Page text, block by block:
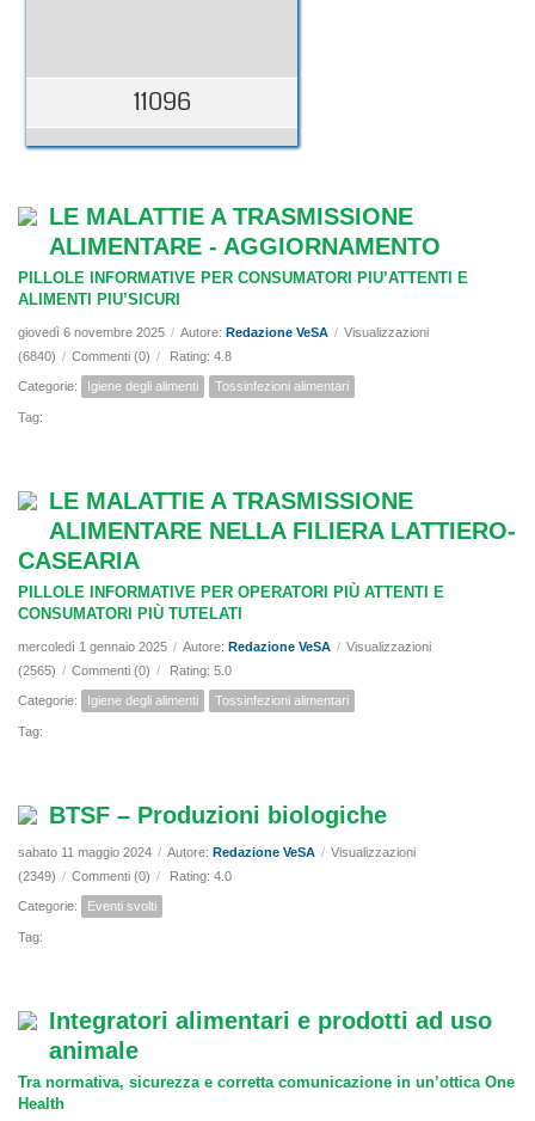
11096
LE MALATTIE A TRASMISSIONE
ALIMENTARE - AGGIORNAMENTO
PILLOLE INFORMATIVE PER CONSUMATORI PIU’ATTENTI E
ALIMENTI PIU’SICURI
giovedì 6 novembre 2025 / Autore: Redazione VeSA / Visualizzazioni
(6840) / Commenti (0) / Rating: 4.8
Categorie: Igiene degli alimenti Tossinfezioni alimentari
Tag:
LE MALATTIE A TRASMISSIONE
ALIMENTARE NELLA FILIERA LATTIERO-
CASEARIA
PILLOLE INFORMATIVE PER OPERATORI PIÙ ATTENTI E
CONSUMATORI PIÙ TUTELATI
mercoledì 1 gennaio 2025 / Autore: Redazione VeSA / Visualizzazioni
(2565) / Commenti (0) / Rating: 5.0
Categorie: Igiene degli alimenti Tossinfezioni alimentari
Tag:
BTSF – Produzioni biologiche
sabato 11 maggio 2024 / Autore: Redazione VeSA / Visualizzazioni
(2349) / Commenti (0) / Rating: 4.0
Categorie: Eventi svolti
Tag:
Integratori alimentari e prodotti ad uso
animale
Tra normativa, sicurezza e corretta comunicazione in un’ottica One
Health